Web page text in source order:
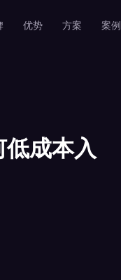
优势 方案 案例
成本入